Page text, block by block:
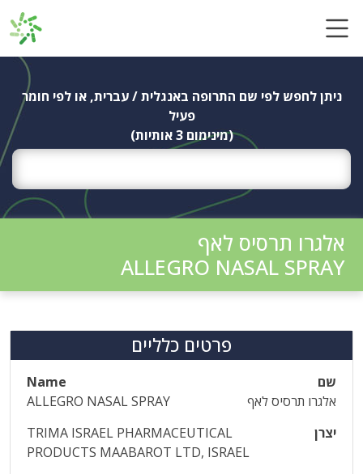
ניתן לחפש לפי שם התרופה באנגלית / עברית, או לפי חומר
פעיל
(מינימום 3 אותיות)
אלגרו תרסיס לאף
ALLEGRO NASAL SPRAY
פרטים כלליים
שם
Name
אלגרו תרסיס לאף
ALLEGRO NASAL SPRAY
יצרן
TRIMA ISRAEL PHARMACEUTICAL
PRODUCTS MAABAROT LTD, ISRAEL